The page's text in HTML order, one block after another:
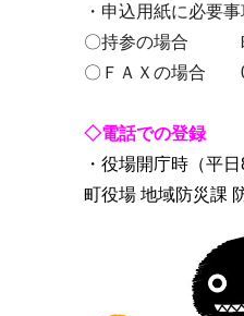
・申込用紙に必要
〇持参の場合 町
〇ＦＡＸの場合
◇電話での登録
・役場開庁時（平
町役場 地域防災課